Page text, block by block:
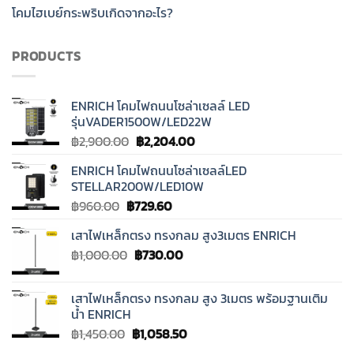
โคมไฮเบย์กระพริบเกิดจากอะไร?
PRODUCTS
ENRICH โคมไฟถนนโซล่าเซลล์ LED
รุ่นVADER1500W/LED22W
฿2,900.00 Original
was:
฿2,900.00.
฿2,204.00Current
is:
฿2,204.00.
ENRICH โคมไฟถนนโซล่าเซลล์LED
STELLAR200W/LED10W
฿960.00 Original
was:
฿960.00.
฿729.60Current
is:
฿729.60.
เสาไฟเหล็กตรง ทรงกลม สูง3เมตร ENRICH
฿1,000.00 Original
฿1,000.00.
฿730.00Current
฿730.00.
เสาไฟเหล็กตรง ทรงกลม สูง 3เมตร พร้อมฐานเติม
น้ำ ENRICH
฿1,450.00 Original
฿1,058.50Current